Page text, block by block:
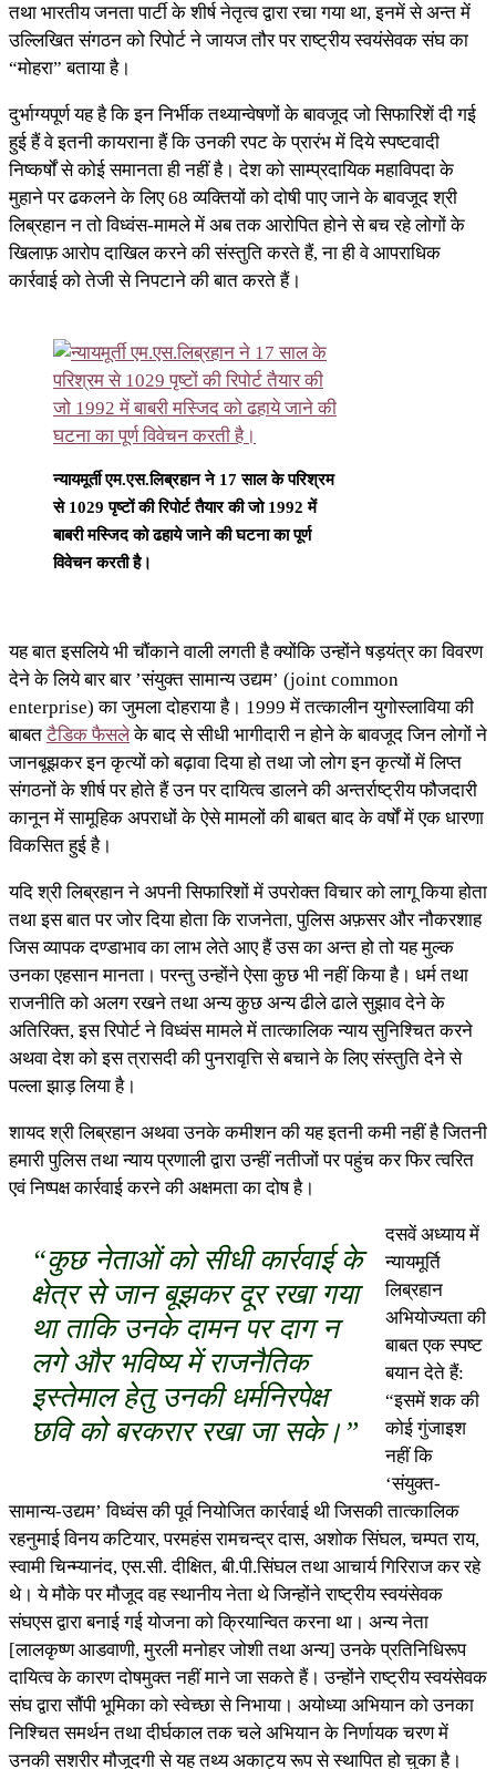
तथा भारतीय जनता पार्टी के शीर्ष नेतृत्व द्वारा रचा गया था, इनमें से अन्त में
उल्लिखित संगठन को रिपोर्ट ने जायज तौर पर राष्ट्रीय स्वयंसेवक संघ का
“मोहरा” बताया है।
दुर्भाग्यपूर्ण यह है कि इन निर्भीक तथ्यान्वेषणों के बावजूद जो सिफारिशें दी गई
हुई हैं वे इतनी कायराना हैं कि उनकी रपट के प्रारंभ में दिये स्पष्टवादी
निष्कर्षों से कोई समानता ही नहीं है। देश को साम्प्रदायिक महाविपदा के
मुहाने पर ढकलने के लिए 68 व्यक्तियों को दोषी पाए जाने के बावजूद श्री
लिब्रहान न तो विध्वंस-मामले में अब तक आरोपित होने से बच रहे लोगों के
खिलाफ़ आरोप दाखिल करने की संस्तुति करते हैं, ना ही वे आपराधिक
कार्रवाई को तेजी से निपटाने की बात करते हैं।
न्यायमूर्ती एम.एस.लिब्रहान ने 17 साल के परिश्रम
से 1029 पृष्टों की रिपोर्ट तैयार की जो 1992 में
बाबरी मस्जिद को ढहाये जाने की घटना का पूर्ण
विवेचन करती है।
यह बात इसलिये भी चौंकाने वाली लगती है क्योंकि उन्होंने षड़यंत्र का विवरण
देने के लिये बार बार ’संयुक्त सामान्य उद्यम’ (joint common
enterprise) का जुमला दोहराया है। 1999 में तत्कालीन युगोस्लाविया की
बाबतटैडिक फैसलेके बाद से सीधी भागीदारी न होने के बावजूद जिन लोगों ने
जानबूझकर इन कृत्यों को बढ़ावा दिया हो तथा जो लोग इन कृत्यों में लिप्त
संगठनों के शीर्ष पर होते हैं उन पर दायित्व डालने की अन्तर्राष्ट्रीय फौजदारी
कानून में सामूहिक अपराधों के ऐसे मामलों की बाबत बाद के वर्षों में एक धारणा
विकसित हुई है।
यदि श्री लिब्रहान ने अपनी सिफारिशों में उपरोक्त विचार को लागू किया होता
तथा इस बात पर जोर दिया होता कि राजनेता, पुलिस अफ़सर और नौकरशाह
जिस व्यापक दण्डाभाव का लाभ लेते आए हैं उस का अन्त हो तो यह मुल्क
उनका एहसान मानता। परन्तु उन्होंने ऐसा कुछ भी नहीं किया है। धर्म तथा
राजनीति को अलग रखने तथा अन्य कुछ अन्य ढीले ढाले सुझाव देने के
अतिरिक्त, इस रिपोर्ट ने विध्वंस मामले में तात्कालिक न्याय सुनिश्चित करने
अथवा देश को इस त्रासदी की पुनरावृत्ति से बचाने के लिए संस्तुति देने से
पल्ला झाड़ लिया है।
शायद श्री लिब्रहान अथवा उनके कमीशन की यह इतनी कमी नहीं है जितनी
हमारी पुलिस तथा न्याय प्रणाली द्वारा उन्हीं नतीजों पर पहुंच कर फिर त्वरित
एवं निष्पक्ष कार्रवाई करने की अक्षमता का दोष है।
“कुछ नेताओं को सीधी कार्रवाई के
क्षेत्र से जान बूझकर दूर रखा गया
था ताकि उनके दामन पर दाग न
लगे और भविष्य में राजनैतिक
इस्तेमाल हेतु उनकी धर्मनिरपेक्ष
छवि को बरकरार रखा जा सके।”
दसवें अध्याय में
न्यायमूर्ति
लिब्रहान
अभियोज्यता की
बाबत एक स्पष्ट
बयान देते हैं:
“इसमें शक की
कोई गुंजाइश
नहीं कि
‘संयुक्त-
सामान्य-उद्यम’ विध्वंस की पूर्व नियोजित कार्रवाई थी जिसकी तात्कालिक
रहनुमाई विनय कटियार, परमहंस रामचन्द्र दास, अशोक सिंघल, चम्पत राय,
स्वामी चिन्म्यानंद, एस.सी. दीक्षित, बी.पी.सिंघल तथा आचार्य गिरिराज कर रहे
थे। ये मौके पर मौजूद वह स्थानीय नेता थे जिन्होंने राष्ट्रीय स्वयंसेवक
संघएस द्वारा बनाई गई योजना को क्रियान्वित करना था। अन्य नेता
[लालकृष्ण आडवाणी, मुरली मनोहर जोशी तथा अन्य] उनके प्रतिनिधिरूप
दायित्व के कारण दोषमुक्त नहीं माने जा सकते हैं। उन्होंने राष्ट्रीय स्वयंसेवक
संघ द्वारा सौंपी भूमिका को स्वेच्छा से निभाया। अयोध्या अभियान को उनका
निश्चित समर्थन तथा दीर्घकाल तक चले अभियान के निर्णायक चरण में
उनकी सशरीर मौजूदगी से यह तथ्य अकाट्य रूप से स्थापित हो चुका है।